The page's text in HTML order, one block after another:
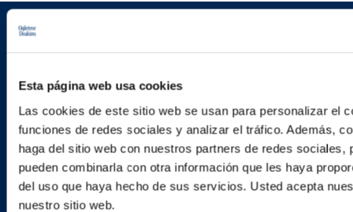
Esta página web usa cookies
Las cookies de este sitio web se usan para personalizar el
funciones de redes sociales y analizar el tráfico. Además,
haga del sitio web con nuestros partners de redes sociales,
pueden combinarla con otra información que les haya
del uso que haya hecho de sus servicios. Usted acepta
nuestro sitio web.
electrónicos sobre novedades y
próximos eventos.
REGÍSTRATE AHORA